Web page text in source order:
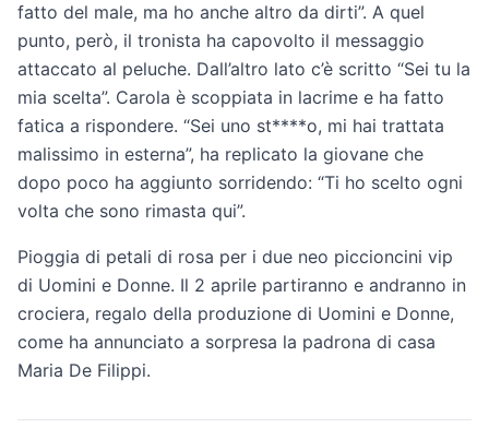
fatto del male, ma ho anche altro da dirti”. A quel
punto, però, il tronista ha capovolto il messaggio
attaccato al peluche. Dall’altro lato c’è scritto “Sei tu la
mia scelta”. Carola è scoppiata in lacrime e ha fatto
fatica a rispondere. “Sei uno st****o, mi hai trattata
malissimo in esterna”, ha replicato la giovane che
dopo poco ha aggiunto sorridendo: “Ti ho scelto ogni
volta che sono rimasta qui”.
Pioggia di petali di rosa per i due neo piccioncini vip
di Uomini e Donne. Il 2 aprile partiranno e andranno in
crociera, regalo della produzione di Uomini e Donne,
come ha annunciato a sorpresa la padrona di casa
Maria De Filippi.